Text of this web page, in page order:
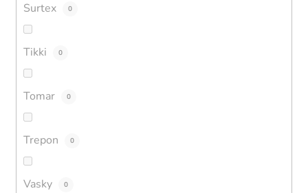
Surtex 0
Tikki 0
Tomar 0
Trepon 0
Vasky 0